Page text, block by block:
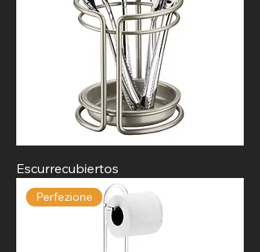
Escurrecubiertos
Perfezione